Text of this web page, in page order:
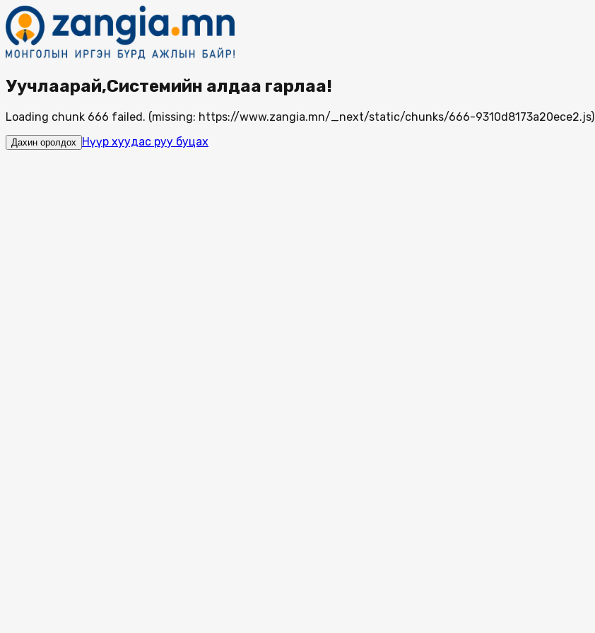
Уучлаарай,Системийн алдаа гарлаа!
Loading chunk 666 failed. (missing: https://www.zangia.mn/_next/static/chunks/666-9310d8173a20ece2.js)
Дахин оролдох Нүүр хуудас руу буцах